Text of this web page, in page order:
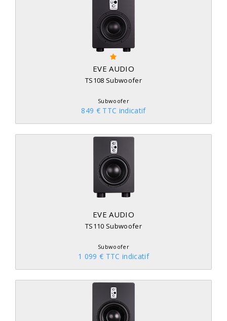
EVE AUDIO
TS108 Subwoofer
Subwoofer
849 € TTC indicatif
EVE AUDIO
TS110 Subwoofer
Subwoofer
1 099 € TTC indicatif